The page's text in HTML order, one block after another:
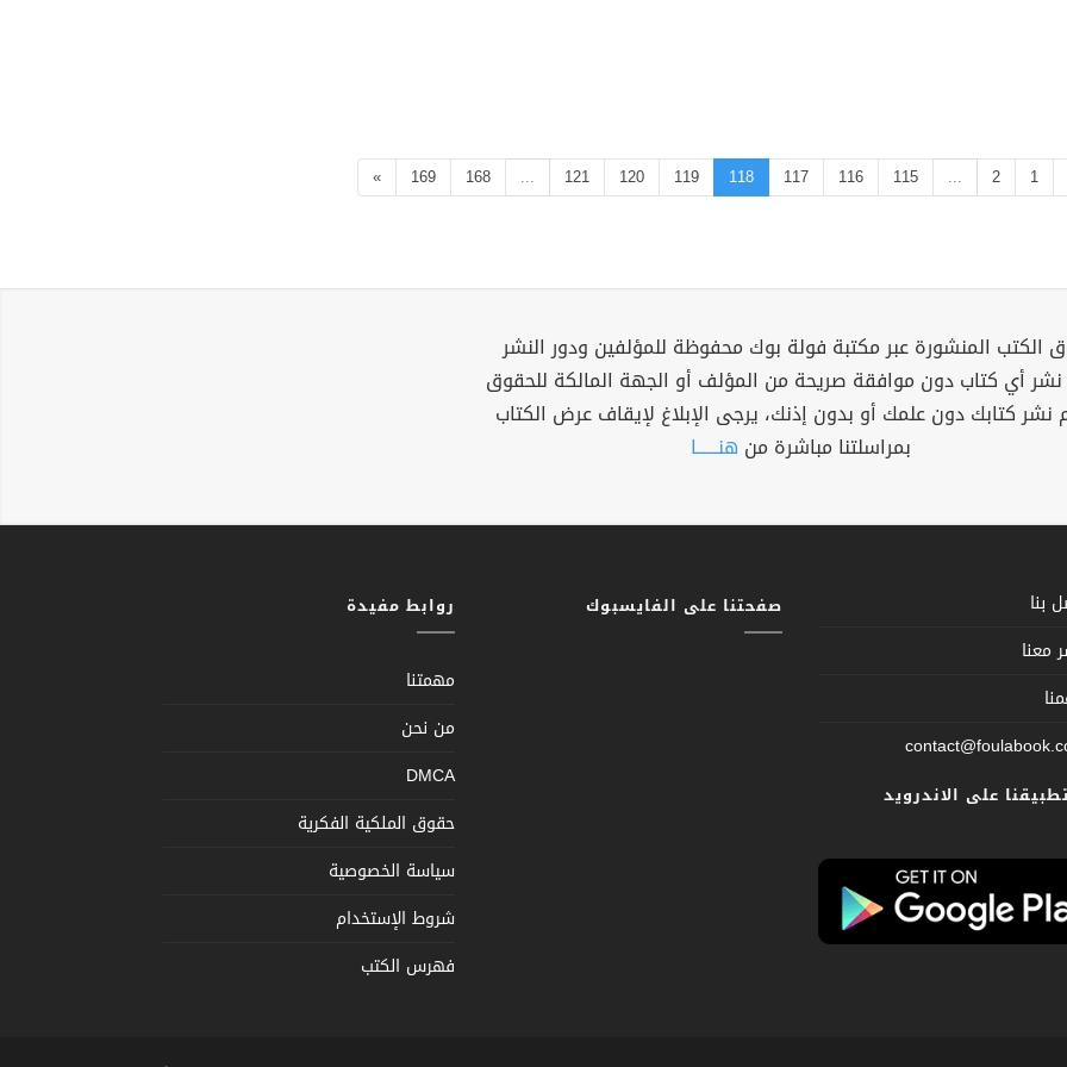
1
2
...
115
116
117
118
119
120
121
...
168
169
»
الكتب المنشورة عبر مكتبة فولة بوك محفوظة للمؤلفين ودور النشر
نشر أي كتاب دون موافقة صريحة من المؤلف أو الجهة المالكة للحقوق
نشر كتابك دون علمك أو بدون إذنك، يرجى الإبلاغ لإيقاف عرض الكتاب
بمراسلتنا مباشرة من هنــــــا
بنا
معنا
على الاندرويد
صفحتنا على الفايسبوك روابط مفيدة
مهمتنا
من نحن
DMCA
حقوق الملكية الفكرية
سياسة الخصوصية
شروط الإستخدام
فهرس الكتب